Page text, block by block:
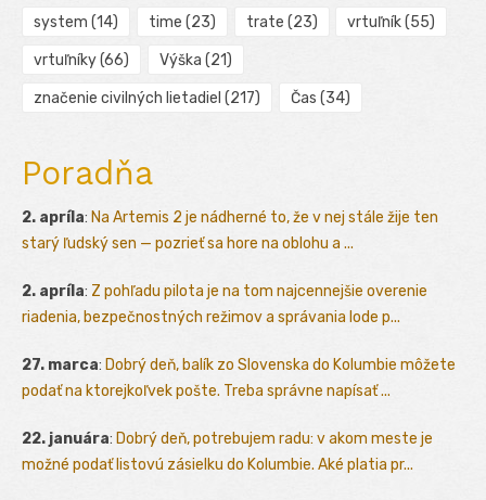
system (14) time (23) trate (23) vrtuľník(55)
vrtuľníky(66) Výška (21)
značenie civilných lietadiel (217) Čas (34)
Poradňa
2. apríla: Na Artemis 2 je nádherné to, že v nej stále žije ten
starý ľudský sen — pozrieť sa hore na oblohu a ...
2. apríla: Z pohľadu pilota je na tom najcennejšie overenie
riadenia, bezpečnostných režimov a správania lode p...
27. marca: Dobrý deň, balík zo Slovenska do Kolumbie môžete
podať na ktorejkoľvek pošte. Treba správne napísať ...
22. januára: Dobrý deň, potrebujem radu: v akom meste je
možné podať listovú zásielku do Kolumbie. Aké platia pr...